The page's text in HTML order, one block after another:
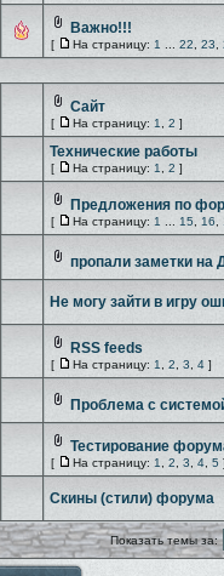
Важно!!!
[ На страницу: 1 22 23
Сайт
[ На страницу: 1 2 ]
Технические работы
[ На страницу: 1 2 ]
Предложения по
[ На страницу: 1 15 16
пропали заметки на
Не могу зайти в игру
RSS feeds
[ На страницу: 1 2 3 4 ]
Проблема с
Тестирование
[ На страницу: 1 2 3 4 5 ]
Скины (стили) форума
Показать темы за: